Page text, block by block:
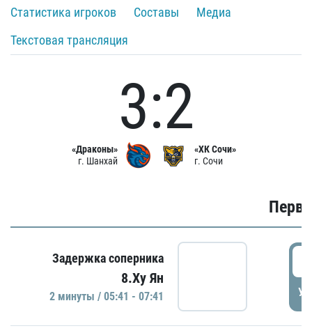
Статистика игроков
Составы
Медиа
Текстовая трансляция
«Драконы»
г. Шанхай
3:2
«ХК Сочи»
г. Сочи
Задержка соперника
8.Ху Ян
2 минуты / 05:41 - 07:41